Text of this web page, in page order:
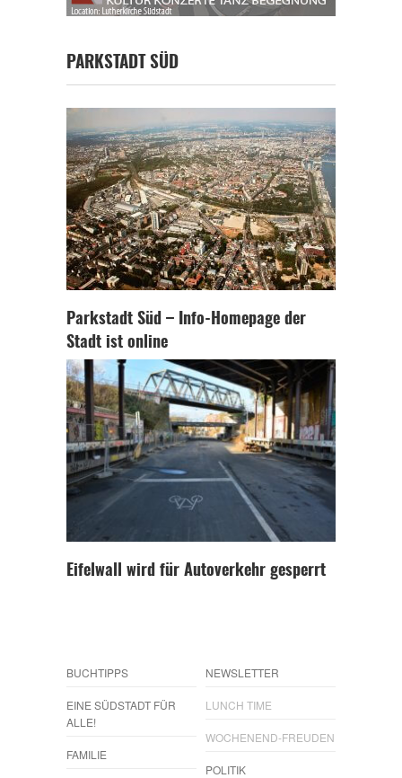
PARKSTADT SÜD
Parkstadt Süd – Info-Homepage der
Stadt ist online
Eifelwall wird für Autoverkehr gesperrt
BUCHTIPPS
EINE SÜDSTADT FÜR
ALLE!
FAMILIE
NEWSLETTER
LUNCH TIME
WOCHENEND-FREUDEN
POLITIK